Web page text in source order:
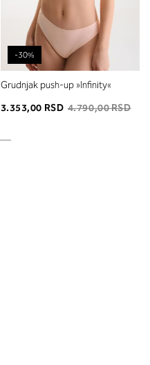
-30%
Grudnjak push-up »Infinity«
3.353,00 RSD 4.790,00 RSD